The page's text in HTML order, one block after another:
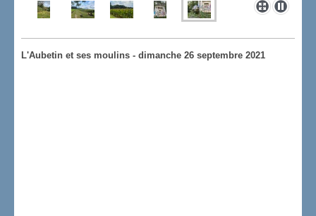
L'Aubetin et ses moulins - dimanche 26 septembre 2021